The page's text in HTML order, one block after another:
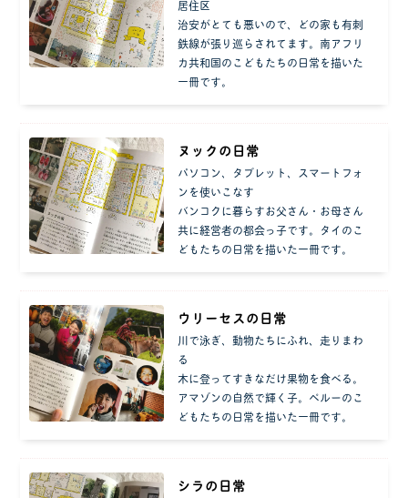
居住区
治安がとても悪いので、どの家も有刺
鉄線が張り巡らされてます。南アフリ
カ共和国のこどもたちの日常を描いた
一冊です。
ヌックの日常
パソコン、タブレット、スマートフォ
ンを使いこなす
バンコクに暮らすお父さん・お母さん
共に経営者の都会っ子です。タイのこ
どもたちの日常を描いた一冊です。
ウリーセスの日常
川で泳ぎ、動物たちにふれ、走りまわ
る
木に登ってすきなだけ果物を食べる。
アマゾンの自然で輝く子。ペルーのこ
どもたちの日常を描いた一冊です。
シラの日常